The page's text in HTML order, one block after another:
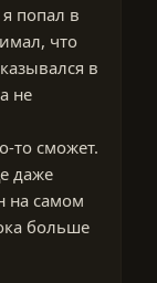
попал в
что
в
не
то сможет.
даже
на самом
больше